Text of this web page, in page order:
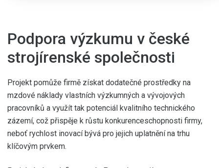
Podpora výzkumu v české
strojírenské společnosti
Projekt pomůže firmě získat dodatečné prostředky na
mzdové náklady vlastních výzkumných a vývojových
pracovníků a využít tak potenciál kvalitního technického
zázemí, což přispěje k růstu konkurenceschopnosti firmy,
neboť rychlost inovací bývá pro jejich uplatnění na trhu
klíčovým prvkem.